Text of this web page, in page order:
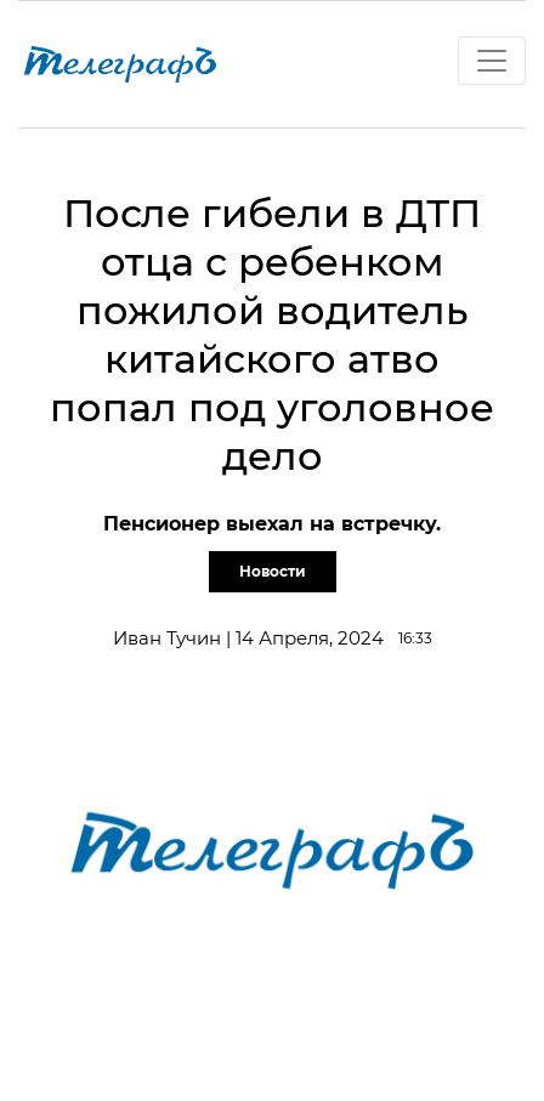
После гибели в ДТП
отца с ребенком
пожилой водитель
китайского атво
попал под уголовное
дело
Пенсионер выехал на встречку.
Новости
Иван Тучин | 14 Апреля, 2024 16:33